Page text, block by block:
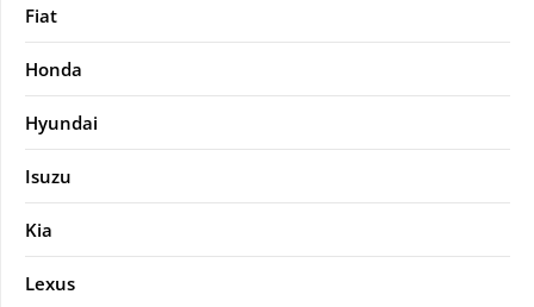
Fiat
Honda
Hyundai
Isuzu
Kia
Lexus